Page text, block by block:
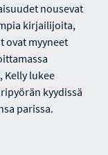
nousevat
kirjailijoita,
ovat myyneet
Kelly lukee
kyydissä
parissa.